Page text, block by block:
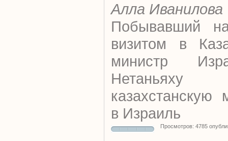
Алла Иванилова
Побывавший
визитом в
министр
казахстанскую
в Израиль
Просмотров: 4785